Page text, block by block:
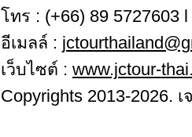
โทร : (+66) 89 5727603
อีเมลล์ :
เว็บไซต์ : www.jctour-
Copyrights 2013-2026.